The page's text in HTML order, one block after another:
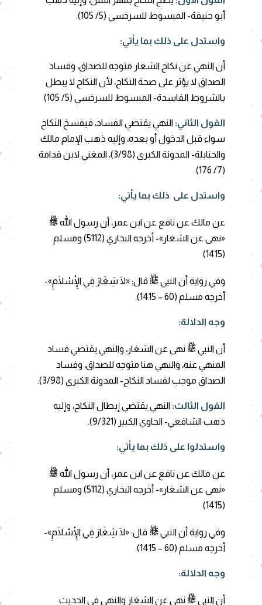
أبو حنيفة- المبسوط للسرخسي (5/ 105).
واستدل على ذلك بما يأتي:
أن النهي عن نكاح الشغار متوجه للصداق، وفساد
الصداق لا يؤثر على صحة النكاح، لأن النكاح لا يبطل
بالشروط الفاسدة- المبسوط للسرخسي (5/ 105)
القول الثاني: النهي يقتضي الفساد، فيفسخ النكاح
سواء قبل الدخول أو بعده، وإليه ذهب الإمام مالك
والحنابلة- المدونة الكبرى (3/98)، المغني لابن قدامة
(7/ 176).
واستدل على ذلك بما يأتي:
عن مالك عن نافع عن ابن عمر، أن رسول الله ﷺ
«نهى عن الشغار»- أخرجه البخاري (5112) ومسلم
(1415)
وفي رواية أن النبي ﷺ قال: «لَا شِغَارَ فِي الْإِسْلَامِ»-
أخرجه مسلم (60 – 1415).
وجه الدلالة:
أن النبي ﷺ نهى عن الشغار، والنهي يقتضي فساد
المنهي عنه، والنهي هنا متوجه للصداق، وفساد
الصداق موجب لفساد النكاح- المدونة الكبرى (3/98).
القول الثالث: النهي يقتضي إبطال النكاح، وإليه
ذهب الشافعي- الحاوي الكبير (9/321).
واستدلوا على ذلك بما يأتي:
عن مالك عن نافع عن ابن عمر، أن رسول الله ﷺ
«نهى عن الشغار»- أخرجه البخاري (5112) ومسلم
(1415)
وفي رواية أن النبي ﷺ قال: «لَا شِغَارَ فِي الْإِسْلَامِ»-
أخرجه مسلم (60 – 1415).
وجه الدلالة:
أن النبي ﷺ نهى عن الشغار والنهي في الحديث